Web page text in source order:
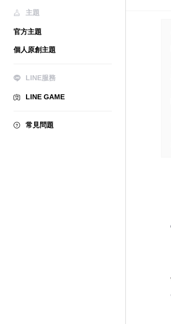
主題
官方主題
個人原創主題
LINE服務
LINE GAME
常見問題